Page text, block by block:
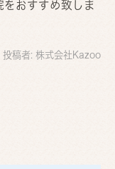
おすすめ致しま
投稿者: 株式会社Kazoo